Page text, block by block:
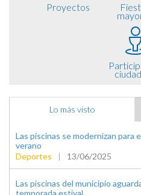
Proyectos
Lo más visto
Las piscinas se modernizan para
verano
Deportes
| 13/06/2025
Las piscinas del municipio
temporada estival